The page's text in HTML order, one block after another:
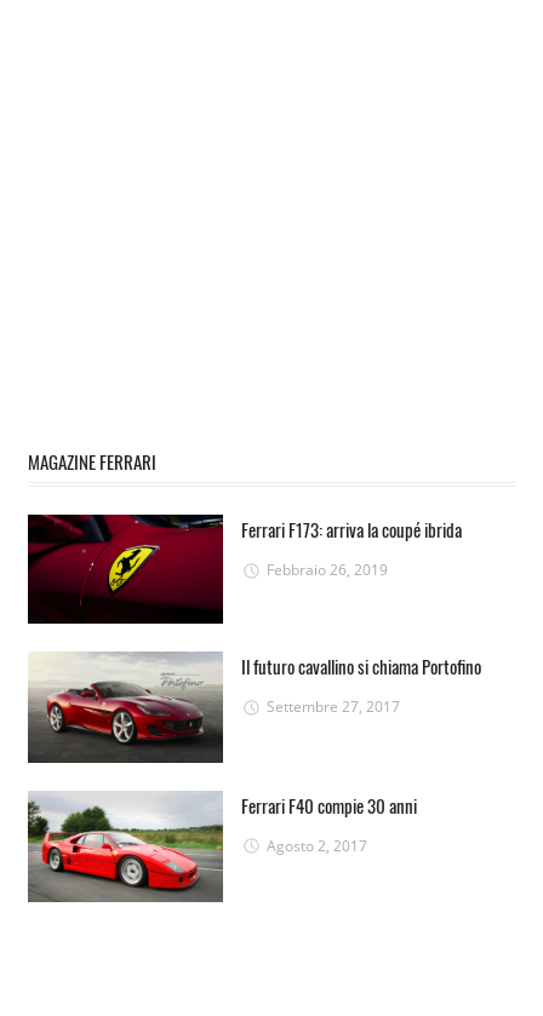
MAGAZINE FERRARI
Ferrari F173: arriva la coupé ibrida
Febbraio 26, 2019
Il futuro cavallino si chiama Portofino
Settembre 27, 2017
Ferrari F40 compie 30 anni
Agosto 2, 2017